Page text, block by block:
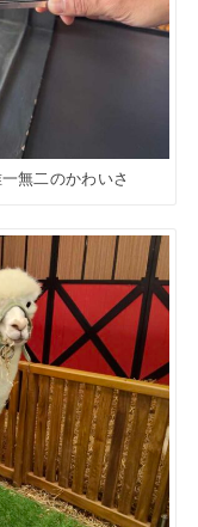
無二のかわいさ